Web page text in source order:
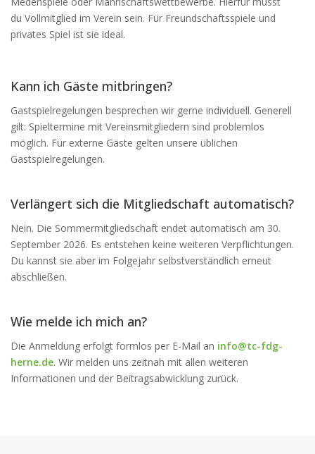
du Vollmitglied im Verein sein. Für Freundschaftsspiele und
privates Spiel ist sie ideal.
Kann ich Gäste mitbringen?
Gastspielregelungen besprechen wir gerne individuell. Generell
gilt: Spieltermine mit Vereinsmitgliedern sind problemlos
möglich. Für externe Gäste gelten unsere üblichen
Gastspielregelungen.
Verlängert sich die Mitgliedschaft automatisch?
Nein. Die Sommermitgliedschaft endet automatisch am 30.
September 2026. Es entstehen keine weiteren Verpflichtungen.
Du kannst sie aber im Folgejahr selbstverständlich erneut
abschließen.
Wie melde ich mich an?
Die Anmeldung erfolgt formlos per E-Mail an info@tc-fdg-
herne.de. Wir melden uns zeitnah mit allen weiteren
Informationen und der Beitragsabwicklung zurück.